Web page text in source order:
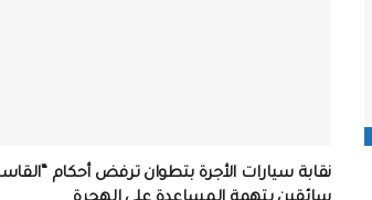
نقابة سيارات الأجرة بتطوان ترفض أحكام